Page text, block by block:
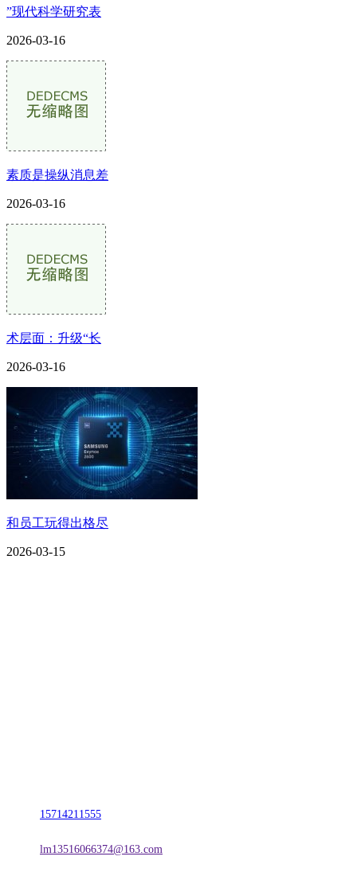
”现代科学研究表
2026-03-16
素质是操纵消息差
2026-03-16
术层面：升级“长
2026-03-16
和员工玩得出格尽
2026-03-15
15714211555
lm13516066374@163.com